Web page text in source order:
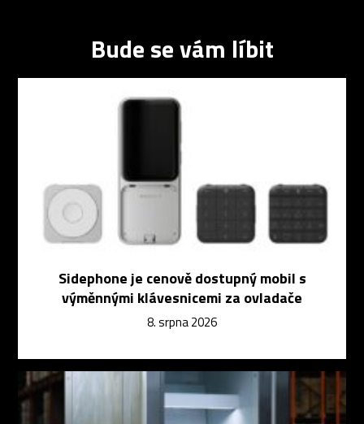
Bude se vám líbit
Sidephone je cenově dostupný mobil s
výměnnými klávesnicemi za ovladače
8. srpna 2026